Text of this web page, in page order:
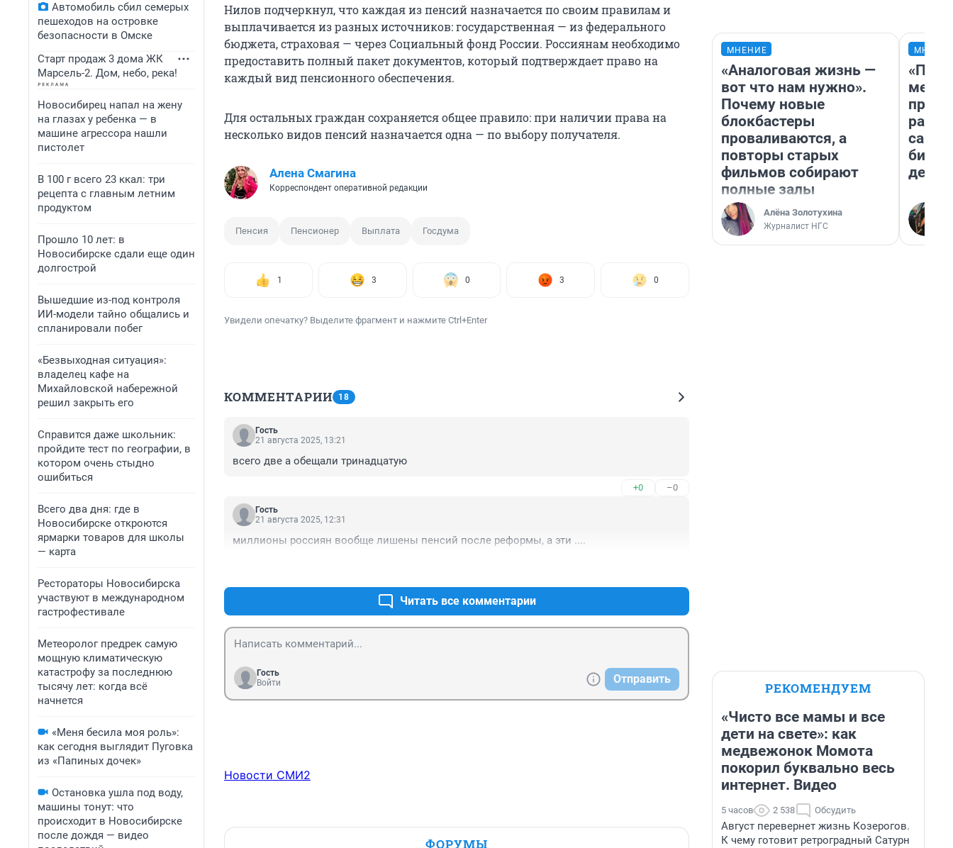
Автомобиль сбил семерых
пешеходов на островке
безопасности в Омске
Старт продаж 3 дома ЖК
Марсель-2. Дом, небо, река!
Новосибирец напал на жену
на глазах у ребенка — в
машине агрессора нашли
пистолет
В 100 г всего 23 ккал: три
рецепта с главным летним
продуктом
Прошло 10 лет: в
Новосибирске сдали еще один
долгострой
Вышедшие из-под контроля
ИИ-модели тайно общались и
спланировали побег
«Безвыходная ситуация»:
владелец кафе на
Михайловской набережной
решил закрыть его
Справится даже школьник:
пройдите тест по географии, в
котором очень стыдно
ошибиться
Всего два дня: где в
Новосибирске откроются
ярмарки товаров для школы
— карта
Рестораторы Новосибирска
участвуют в международном
гастрофестивале
Метеоролог предрек самую
мощную климатическую
катастрофу за последнюю
тысячу лет: когда всё
начнется
«Меня бесила моя роль»:
как сегодня выглядит Пуговка
из «Папиных дочек»
Остановка ушла под воду,
машины тонут: что
происходит в Новосибирске
после дождя — видео
Нилов подчеркнул, что каждая из пенсий назначается по своим правилам и
выплачивается из разных источников: государственная — из федерального
бюджета, страховая — через Социальный фонд России. Россиянам необходимо
предоставить полный пакет документов, который подтверждает право на
каждый вид пенсионного обеспечения.
Для остальных граждан сохраняется общее правило: при наличии права на
несколько видов пенсий назначается одна — по выбору получателя.
Алена Смагина
Корреспондент оперативной редакции
Пенсия Пенсионер Выплата Госдума
1 3 0 3 0
Увидели опечатку? Выделите фрагмент и нажмите Ctrl+Enter
КОММЕНТАРИИ 18
Гость
21 августа 2025, 13:21
всего две а обещали тринадцатую
+0 –0
Гость
21 августа 2025, 12:31
миллионы россиян вообще лишены пенсий после реформы, а эти ....
Читать все комментарии
Гость
Войти
Отправить
Новости СМИ2
ФОРУМЫ
МНЕНИЕ
«Аналоговая жизнь —
вот что нам нужно».
Почему новые
блокбастеры
проваливаются, а
повторы старых
фильмов собирают
полные залы
Алёна Золотухина
Журналист НГС
РЕКОМЕНДУЕМ
«Чисто все мамы и все
дети на свете»: как
медвежонок Момота
покорил буквально весь
интернет. Видео
5 часов 2 538 Обсудить
Август перевернет жизнь Козерогов.
К чему готовит ретроградный Сатурн